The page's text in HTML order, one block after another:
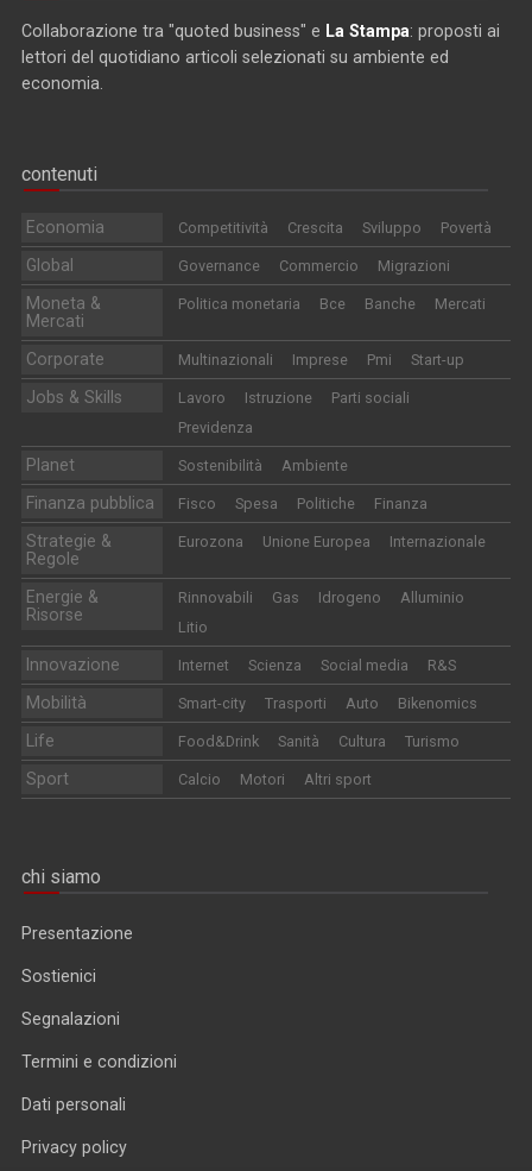
Collaborazione tra "quoted business" e La Stampa: proposti ai
lettori del quotidiano articoli selezionati su ambiente ed
economia.
contenuti
Economia Competitività Crescita Sviluppo Povertà
Global Governance Commercio Migrazioni
Moneta &
Mercati
Politica monetaria Bce Banche Mercati
Corporate Multinazionali Imprese Pmi Start-up
Jobs & Skills Lavoro Istruzione
Parti sociali
Previdenza
Planet Sostenibilità Ambiente
Finanza pubblica Fisco Spesa Politiche Finanza
Strategie &
Regole
Eurozona Unione Europea Internazionale
Energie &
Risorse
Rinnovabili Gas Idrogeno
Alluminio
Litio
Innovazione Internet Scienza Social media R&S
Mobilità Smart-city Trasporti Auto Bikenomics
Life Food&Drink Sanità Cultura Turismo
Sport Calcio Motori Altri sport
chi siamo
Presentazione
Sostienici
Segnalazioni
Termini e condizioni
Dati personali
Privacy policy